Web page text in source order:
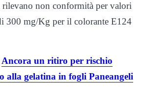
rilevano non conformità per valori
300 mg/Kg per il colorante E124
Ancora un ritiro per rischio
alla gelatina in fogli Paneangeli